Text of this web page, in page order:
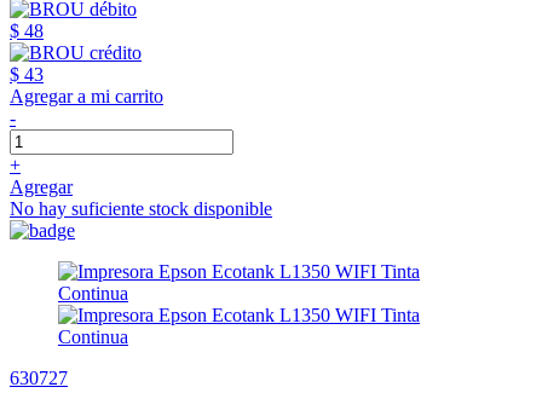
$ 48
$ 43
Agregar a mi carrito
-
+
Agregar
No hay suficiente stock disponible
630727